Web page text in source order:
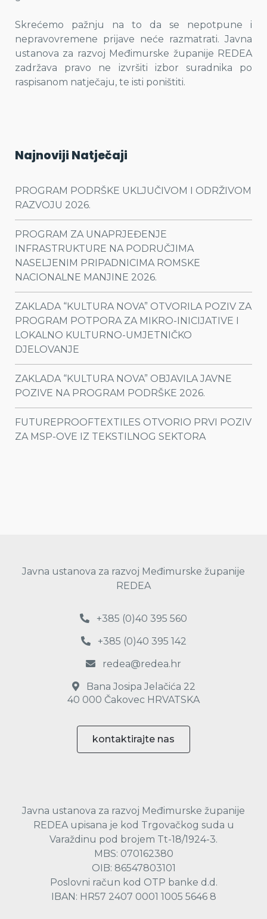
Skrećemo pažnju na to da se nepotpune i
nepravovremene prijave neće razmatrati. Javna
ustanova za razvoj Međimurske županije REDEA
zadržava pravo ne izvršiti izbor suradnika po
raspisanom natječaju, te isti poništiti.
Najnoviji Natječaji
PROGRAM PODRŠKE UKLJUČIVOM I ODRŽIVOM
RAZVOJU 2026.
PROGRAM ZA UNAPRJEĐENJE
INFRASTRUKTURE NA PODRUČJIMA
NASELJENIM PRIPADNICIMA ROMSKE
NACIONALNE MANJINE 2026.
ZAKLADA “KULTURA NOVA” OTVORILA POZIV ZA
PROGRAM POTPORA ZA MIKRO-INICIJATIVE I
LOKALNO KULTURNO-UMJETNIČKO
DJELOVANJE
ZAKLADA “KULTURA NOVA” OBJAVILA JAVNE
POZIVE NA PROGRAM PODRŠKE 2026.
FUTUREPROOFTEXTILES OTVORIO PRVI POZIV
ZA MSP-OVE IZ TEKSTILNOG SEKTORA
Javna ustanova za razvoj Međimurske županije
REDEA
+385 (0)40 395 560
+385 (0)40 395 142
redea@redea.hr
Bana Josipa Jelačića 22
40 000 Čakovec HRVATSKA
kontaktirajte nas
Javna ustanova za razvoj Međimurske županije
REDEA upisana je kod Trgovačkog suda u
Varaždinu pod brojem Tt-18/1924-3.
MBS: 070162380
OIB: 86547803101
Poslovni račun kod OTP banke d.d.
IBAN: HR57 2407 0001 1005 5646 8